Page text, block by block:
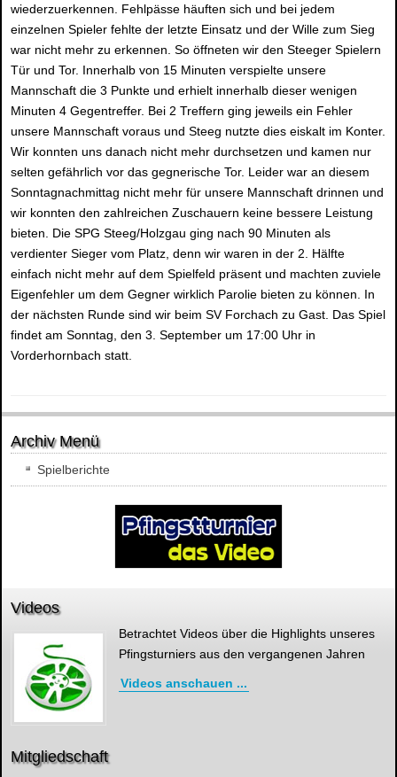
wiederzuerkennen. Fehlpässe häuften sich und bei jedem
einzelnen Spieler fehlte der letzte Einsatz und der Wille zum Sieg
war nicht mehr zu erkennen. So öffneten wir den Steeger Spielern
Tür und Tor. Innerhalb von 15 Minuten verspielte unsere
Mannschaft die 3 Punkte und erhielt innerhalb dieser wenigen
Minuten 4 Gegentreffer. Bei 2 Treffern ging jeweils ein Fehler
unsere Mannschaft voraus und Steeg nutzte dies eiskalt im Konter.
Wir konnten uns danach nicht mehr durchsetzen und kamen nur
selten gefährlich vor das gegnerische Tor. Leider war an diesem
Sonntagnachmittag nicht mehr für unsere Mannschaft drinnen und
wir konnten den zahlreichen Zuschauern keine bessere Leistung
bieten. Die SPG Steeg/Holzgau ging nach 90 Minuten als
verdienter Sieger vom Platz, denn wir waren in der 2. Hälfte
einfach nicht mehr auf dem Spielfeld präsent und machten zuviele
Eigenfehler um dem Gegner wirklich Parolie bieten zu können. In
der nächsten Runde sind wir beim SV Forchach zu Gast. Das Spiel
findet am Sonntag, den 3. September um 17:00 Uhr in
Vorderhornbach statt.
Archiv Menü
Spielberichte
Videos
Betrachtet Videos über die Highlights unseres
Pfingsturniers aus den vergangenen Jahren
Videos anschauen ...
Mitgliedschaft